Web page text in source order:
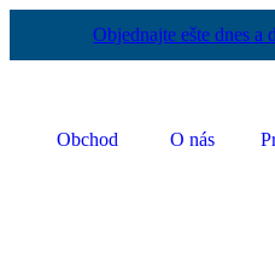
Objednajte ešte dnes a
Obchod O nás